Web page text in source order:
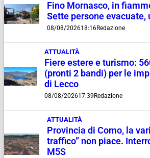
Fino Mornasco, in
Sette persone evacuate,
08/08/202618:16Redazione
ATTUALITÀ
Fiere estere e turismo:
(pronti 2 bandi) per le
di Lecco
08/08/202617:39 Redazione
ATTUALITÀ
Provincia di Como, la
traffico” non piace.
M5S